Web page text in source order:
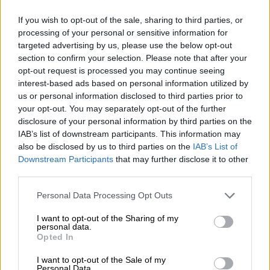
If you wish to opt-out of the sale, sharing to third parties, or
processing of your personal or sensitive information for
targeted advertising by us, please use the below opt-out
section to confirm your selection. Please note that after your
opt-out request is processed you may continue seeing
interest-based ads based on personal information utilized by
us or personal information disclosed to third parties prior to
your opt-out. You may separately opt-out of the further
disclosure of your personal information by third parties on the
IAB’s list of downstream participants. This information may
also be disclosed by us to third parties on the IAB’s List of
Downstream Participants that may further disclose it to other
Please note that this website/app uses one or more Google
not limited to your visit or usage behaviour. You may click to
grant or deny consent to Google and its third-party tags to
use your data for below specified purposes in below Google
consent section.
Personal Data Processing Opt Outs
I want to opt-out of the Sharing of my
personal data.
Opted In
I want to opt-out of the Sale of my
Personal Data.
πηγές.
Από την πλευρά τους οιελληνικές Ένοπλες
Δυνάμειςδιατηρούν τον «κόκκινο»
συναγερμό και συνεχίζουν με έντονη
δραστηριότητα στο πεδίο των
συνεκπαιδεύσεων. Μάλιστα από
τη Δευτέρα ξεκινούν οι κοινές ασκήσεις με
τιςΈνοπλες Δυνάμεις των Εμιράτων.Οι
ασκήσεις θα διεξαχθούν σε μεγάλο
γεωγραφικό βάθος και μάλιστα θα